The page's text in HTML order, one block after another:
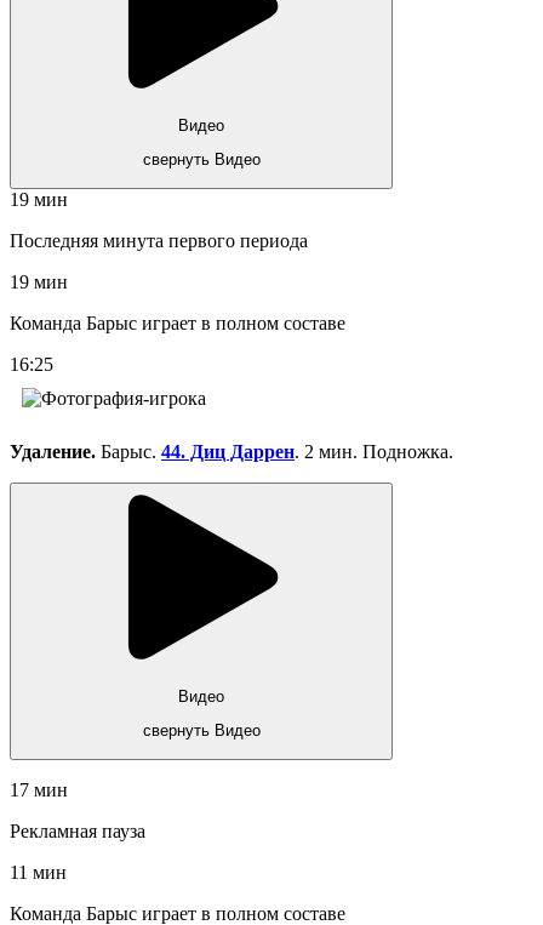
Видео
свернуть Видео
19 мин
Последняя минута первого периода
19 мин
Команда Барыс играет в полном составе
16:25
Удаление. Барыс. 44. Диц Даррен. 2 мин. Подножка.
Видео
свернуть Видео
17 мин
Рекламная пауза
11 мин
Команда Барыс играет в полном составе